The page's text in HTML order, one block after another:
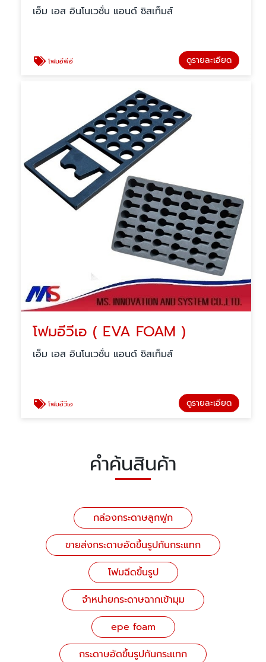
เอ็ม เอส อินโนเวชั่น แอนด์ ซิสเท็มส์
โฟมอีพีอี ดูรายละเอียด
โฟมอีวีเอ ( EVA FOAM )
เอ็ม เอส อินโนเวชั่น แอนด์ ซิสเท็มส์
โฟมอีวีเอ ดูรายละเอียด
คำค้นสินค้า
กล่องกระดาษลูกฟูก
ขายส่งกระดาษอัดขึ้นรูปกันกระแทก
โฟมฉีดขึ้นรูป
จำหน่ายกระดาษฉากเข้ามุม
epe foam
กระดาษอัดขึ้นรูปกันกระแทก